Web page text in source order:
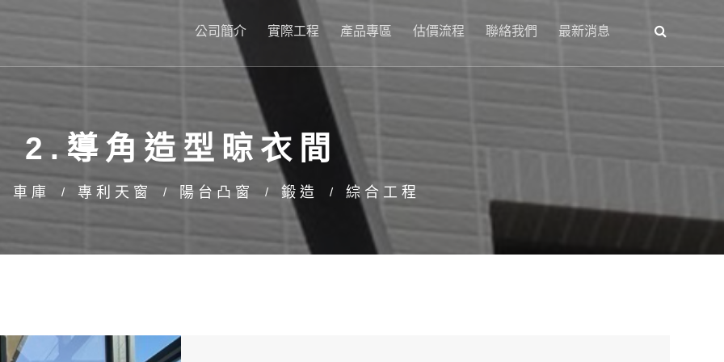
公司簡介 實際工程 產品專區 估價流程 聯絡我們 最新消息
2.導角造型晾衣間
車庫 專利天窗 陽台凸窗 鍛造 綜合工程